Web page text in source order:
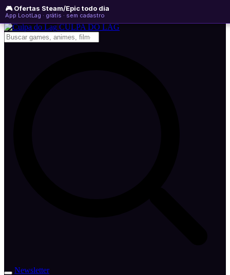
🎮 Ofertas Steam/Epic todo dia
App LootLag · grátis · sem cadastro
sexta-feira, 07 de agosto de 2026
Newsletter
CULPA DO LAG
Newsletter